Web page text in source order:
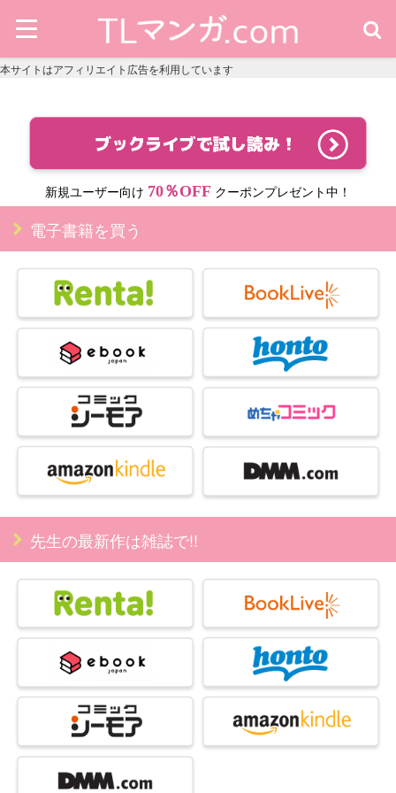
本サイトはアフィリエイト広告を利用しています
新規ユーザー向け 70％OFF クーポンプレゼント中！
電子書籍を買う
先生の最新作は雑誌で!!